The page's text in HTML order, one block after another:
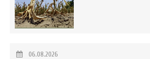
06.08.2026